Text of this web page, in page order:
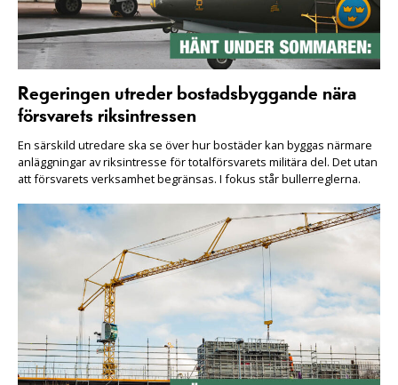
Regeringen utreder bostadsbyggande nära
försvarets riksintressen
En särskild utredare ska se över hur bostäder kan byggas närmare
anläggningar av riksintresse för totalförsvarets militära del. Det utan
att försvarets verksamhet begränsas. I fokus står bullerreglerna.